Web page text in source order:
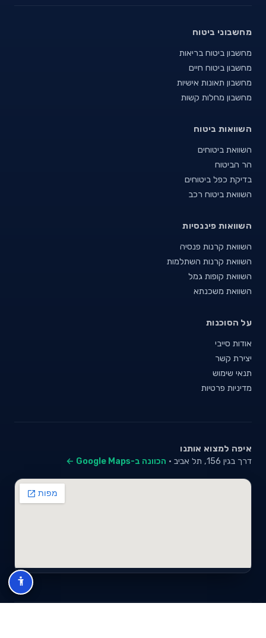
מחשבוני ביטוח
מחשבון ביטוח בריאות
מחשבון ביטוח חיים
מחשבון תאונות אישיות
מחשבון מחלות קשות
השוואות ביטוח
השוואת ביטוחים
הר הביטוח
בדיקת כפל ביטוחים
השוואת ביטוח רכב
השוואות פיננסיות
השוואת קרנות פנסיה
השוואת קרנות השתלמות
השוואת קופות גמל
השוואת משכנתא
על הסוכנות
אודות סייבי
יצירת קשר
תנאי שימוש
מדיניות פרטיות
איפה למצוא אותנו
דרך בגין 156, תל אביב · הכוונה ב-Google Maps ←